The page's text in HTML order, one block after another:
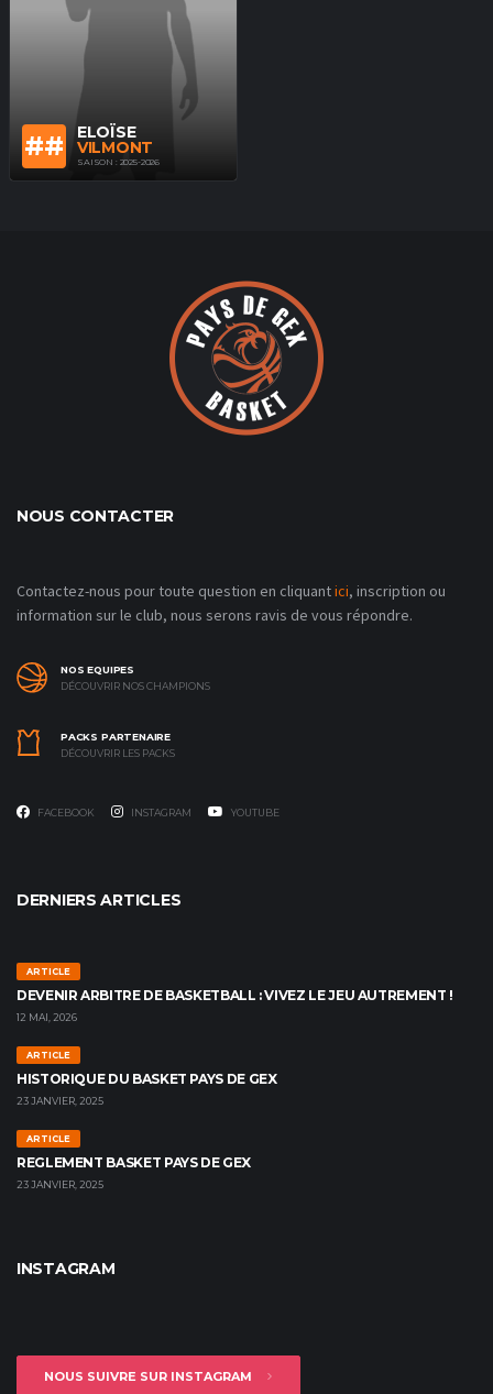
## ELOÏSE
VILMONT
SAISON : 2025-2026
NOUS CONTACTER
Contactez-nous pour toute question en cliquantici, inscription ou
information sur le club, nous serons ravis de vous répondre.
NOS EQUIPES
DÉCOUVRIR NOS CHAMPIONS
PACKS PARTENAIRE
DÉCOUVRIR LES PACKS
FACEBOOK INSTAGRAM YOUTUBE
DERNIERS ARTICLES
ARTICLE
DEVENIR ARBITRE DE BASKETBALL : VIVEZ LE JEU AUTREMENT !
12 MAI, 2026
ARTICLE
HISTORIQUE DU BASKET PAYS DE GEX
23 JANVIER, 2025
ARTICLE
REGLEMENT BASKET PAYS DE GEX
23 JANVIER, 2025
INSTAGRAM
NOUS SUIVRE SUR INSTAGRAM